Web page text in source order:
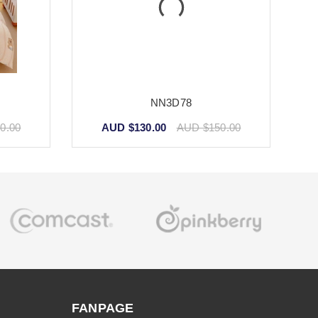
NN3D78
AUD $130.00 AUD $150.00
FANPAGE